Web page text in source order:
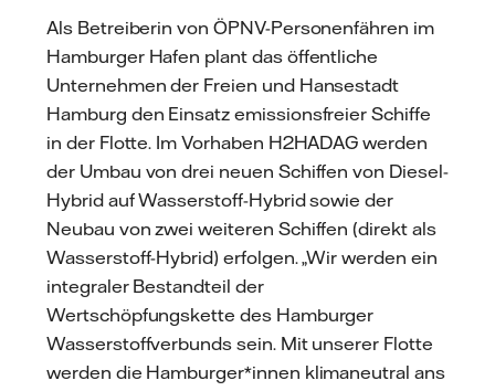
Als Betreiberin von ÖPNV-Personenfähren im
Hamburger Hafen plant das öffentliche
Unternehmen der Freien und Hansestadt
Hamburg den Einsatz emissionsfreier Schiffe
in der Flotte. Im Vorhaben H2HADAG werden
der Umbau von drei neuen Schiffen von Diesel-
Hybrid auf Wasserstoff-Hybrid sowie der
Neubau von zwei weiteren Schiffen (direkt als
Wasserstoff-Hybrid) erfolgen. „Wir werden ein
integraler Bestandteil der
Wertschöpfungskette des Hamburger
Wasserstoffverbunds sein. Mit unserer Flotte
werden die Hamburger*innen klimaneutral ans